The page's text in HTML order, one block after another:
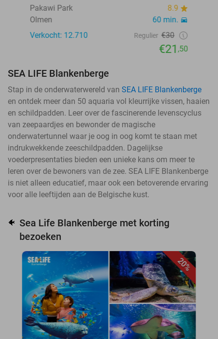
Pakawi Park
8.9
Olmen
60 min.
Verkocht: 12.710
Regulier €30
€21,50
SEA LIFE Blankenberge
Stap in de onderwaterwereld van SEA LIFE Blankenberge
en ontdek meer dan 50 aquaria vol kleurrijke vissen, haaien
en schildpadden. Leer over de fascinerende levenscyclus
van zeepaardjes en bewonder de magische
onderwatertunnel waar je oog in oog komt te staan met
indrukwekkende zeeschildpadden. Dagelijkse
voederpresentaties bieden een unieke kans om meer te
leren over de bewoners van de zee. SEA LIFE Blankenberge
is niet alleen educatief, maar ook een betoverende ervaring
voor alle leeftijden aan de Belgische kust.
🐠 Sea Life Blankenberge met korting
bezoeken
20%